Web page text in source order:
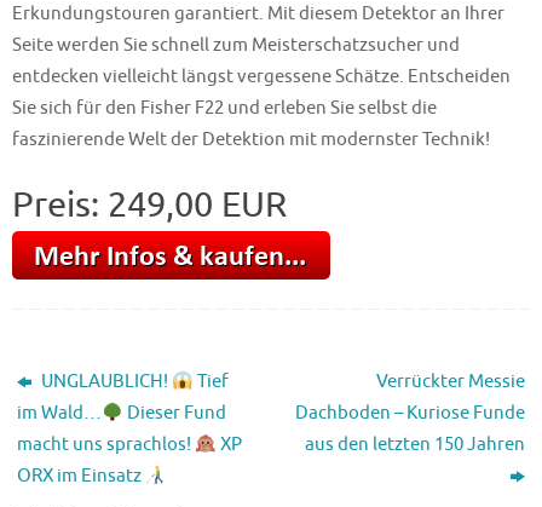
Erkundungstouren garantiert. Mit diesem Detektor an Ihrer
Seite werden Sie schnell zum Meisterschatzsucher und
entdecken vielleicht längst vergessene Schätze. Entscheiden
Sie sich für den Fisher F22 und erleben Sie selbst die
faszinierende Welt der Detektion mit modernster Technik!
Preis: 249,00 EUR
UNGLAUBLICH!
Tief
im Wald…
Dieser Fund
macht uns sprachlos!
XP
ORX im Einsatz
Verrückter Messie
Dachboden – Kuriose Funde
aus den letzten 150 Jahren